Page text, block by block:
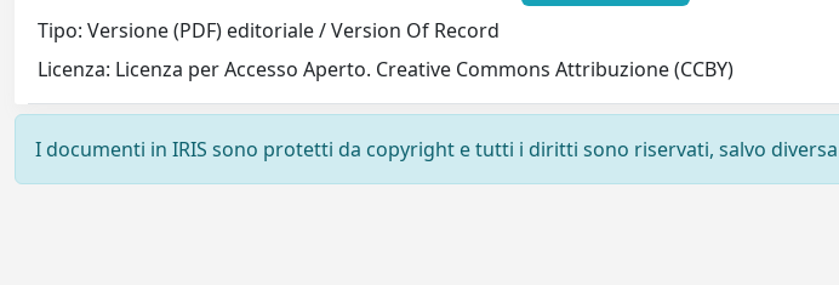
Tipo: Versione (PDF) editoriale / Version Of Record
Licenza: Licenza per Accesso Aperto. Creative Commons Attribuzione (CCBY)
I documenti in IRIS sono protetti da copyright e tutti i diritti sono riservati, salvo